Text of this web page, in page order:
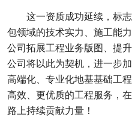
这一资质成功延续，标
包领域的技术实力、施工能
公司拓展工程业务版图、提
公司将以此为契机，进一步
高端化、专业化地基基础工
高效、更优质的工程服务，
路上持续贡献力量！